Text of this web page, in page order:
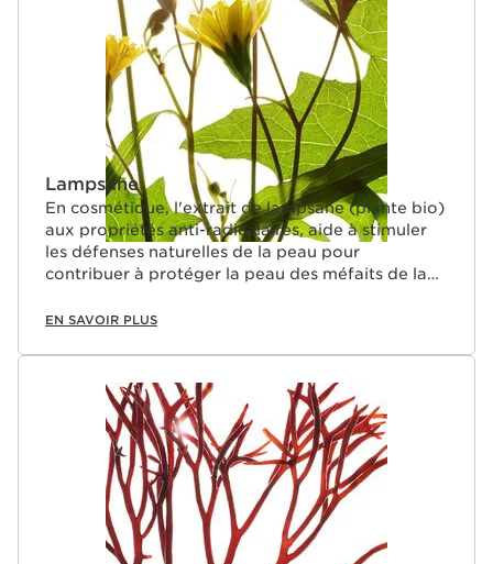
Lampsane
En cosmétique, l'extrait de lampsane (plante bio)
aux propriétés anti-radicalaires, aide à stimuler
les défenses naturelles de la peau pour
contribuer à protéger la peau des méfaits de la
EN SAVOIR PLUS